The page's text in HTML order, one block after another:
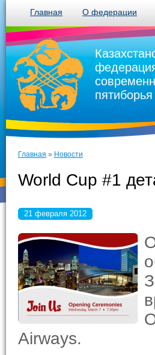
Главная О федерации
пятиборья
Главная » Новости
World Cup #1
21 февраля 2012
Airways.